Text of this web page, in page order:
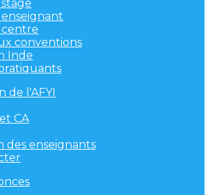
conventions
Inde
de l'AFYI
CA
des enseignants